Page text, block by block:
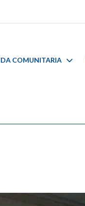
COMUNITARIA